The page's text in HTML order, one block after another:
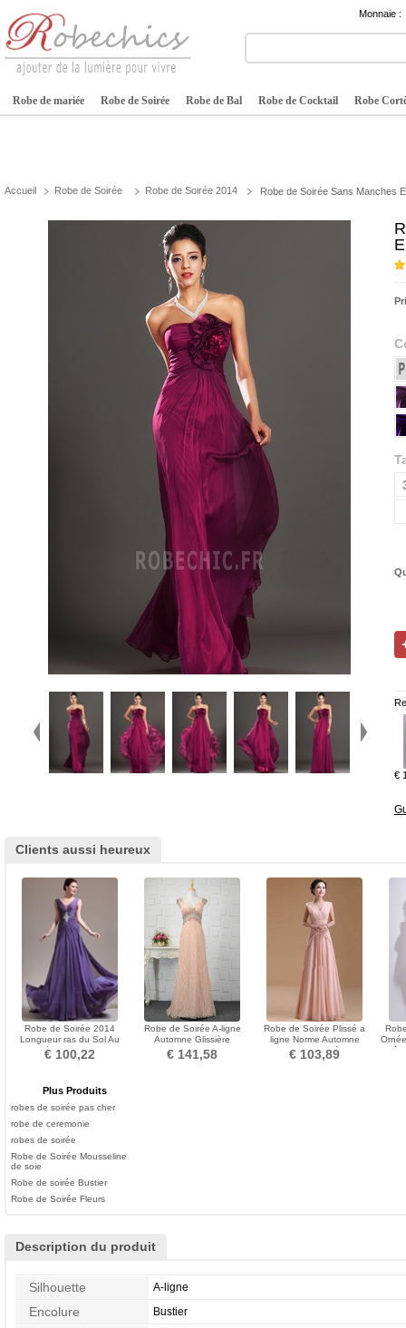
Monnaie :
Robe de mariée Robe de Soirée Robe de Bal Robe de Cocktail Robe
Accueil Robe de Soirée Robe de Soirée 2014 Robe de Soirée Sans Manches
€
Clients aussi heureux
Robe de Soirée 2014
Longueur ras du Sol Au
Drapée Chiffon aligne
€ 100,22
Robe de Soirée A-ligne
Automne Glissière
Rectangulaire Col en V
€ 141,58
Robe de Soirée Plissé a
ligne Norme Automne
Fourreau plissé Zip
€ 103,89
Plus Produits
robes de soirée pas cher
robe de ceremonie
robes de soirée
Robe de Soirée Mousseline
de soie
Robe de soirée Bustier
Robe de Soirée Fleurs
Description du produit
Silhouette A-ligne
Encolure Bustier